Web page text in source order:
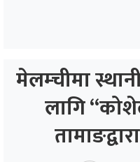
मेलम्चीमा
लागि